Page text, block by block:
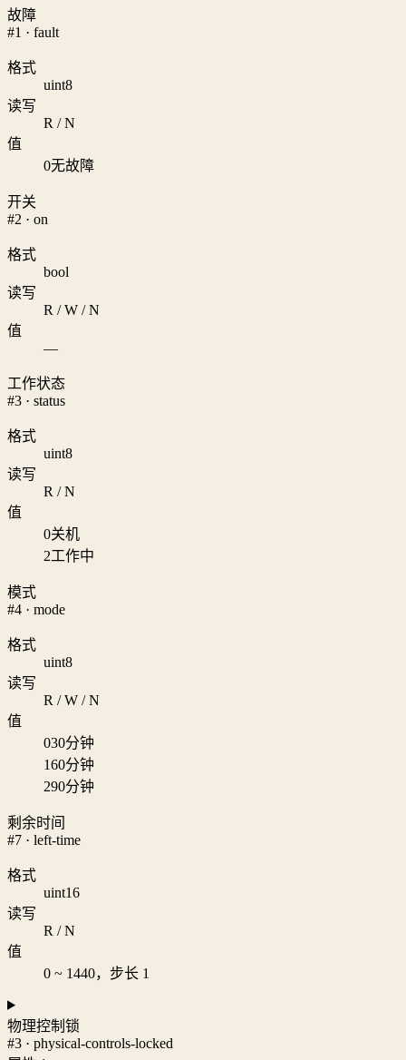
故障
#1 · fault
格式
uint8
读写
R / N
值
0无故障
开关
#2 · on
格式
bool
读写
R / W / N
值
—
工作状态
#3 · status
格式
uint8
读写
R / N
值
0关机
2工作中
模式
#4 · mode
格式
uint8
读写
R / W / N
值
030分钟
160分钟
290分钟
剩余时间
#7 · left-time
格式
uint16
读写
R / N
值
0 ~ 1440，步长 1
物理控制锁
#3 · physical-controls-locked